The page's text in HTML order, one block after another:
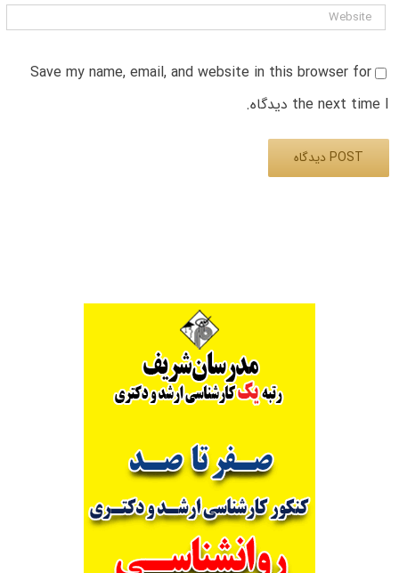
Save my name, email, and website in this browser for
the next time I دیدگاه.